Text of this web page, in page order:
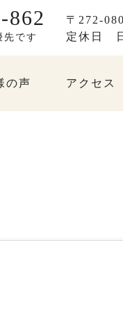
862
です
〒272-
定休日
の声 アクセス